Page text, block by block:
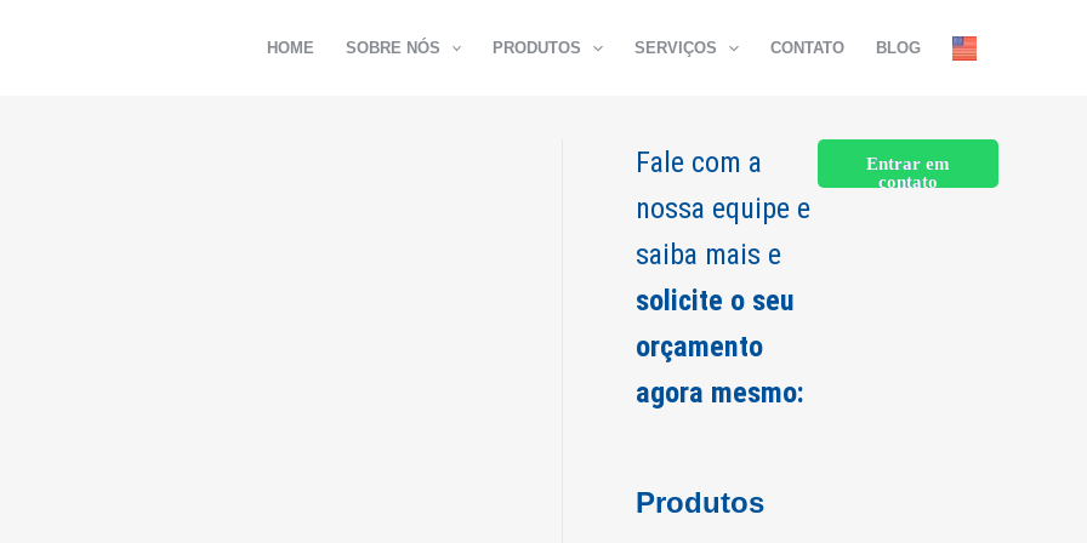
HOME SOBRE NÓS PRODUTOS SERVIÇOS CONTATO BLOG
Fale com a
nossa equipe e
saiba mais e
solicite o seu
orçamento
agora mesmo:
Entrar em
contato
Produtos